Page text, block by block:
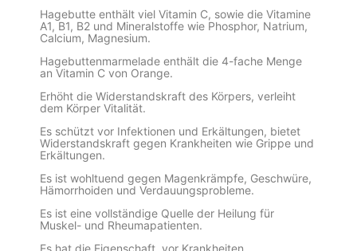
Hagebutte enthält viel Vitamin C, sowie die Vitamine
A1, B1, B2 und Mineralstoffe wie Phosphor, Natrium,
Calcium, Magnesium.
Hagebuttenmarmelade enthält die 4-fache Menge
an Vitamin C von Orange.
Erhöht die Widerstandskraft des Körpers, verleiht
dem Körper Vitalität.
Es schützt vor Infektionen und Erkältungen, bietet
Widerstandskraft gegen Krankheiten wie Grippe und
Erkältungen.
Es ist wohltuend gegen Magenkrämpfe, Geschwüre,
Hämorrhoiden und Verdauungsprobleme.
Es ist eine vollständige Quelle der Heilung für
Muskel- und Rheumapatienten.